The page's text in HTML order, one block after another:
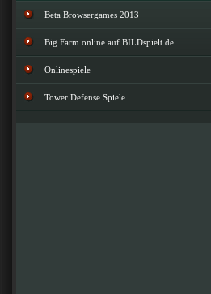
Beta Browsergames 2013
Big Farm online auf BILDspielt.de
Onlinespiele
Tower Defense Spiele